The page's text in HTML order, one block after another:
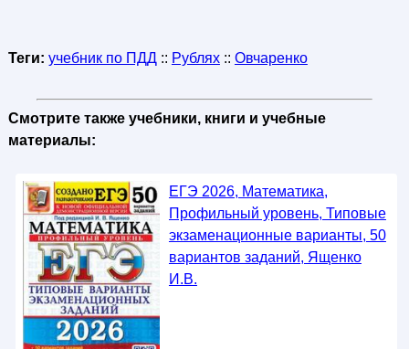
Теги: учебник по ПДД:: Рублях:: Овчаренко
Смотрите также учебники, книги и учебные
материалы:
ЕГЭ 2026, Математика,
Профильный уровень, Типовые
экзаменационные варианты, 50
вариантов заданий, Ященко
И.В.